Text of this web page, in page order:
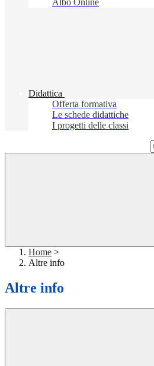
Albo Online
Didattica
Offerta formativa
Le schede didattiche
I progetti delle classi
Home >
Altre info
Altre info